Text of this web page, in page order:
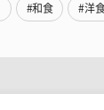
#和食 #洋